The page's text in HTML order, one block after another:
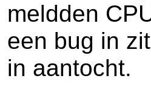
meldden
een bug in
in aantocht.